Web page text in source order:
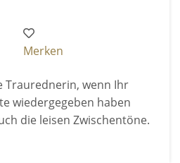
Merken
Traurednerin, wenn Ihr
wiedergegeben haben
die leisen Zwischentöne.